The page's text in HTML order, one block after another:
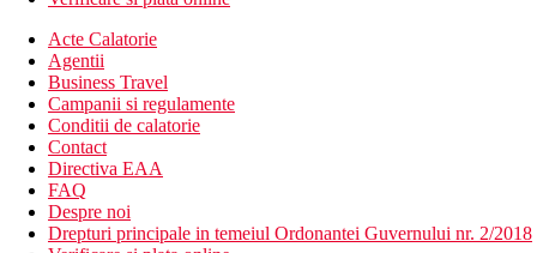
Acte Calatorie
Agentii
Business Travel
Campanii si regulamente
Conditii de calatorie
Contact
Directiva EAA
FAQ
Despre noi
Drepturi principale in temeiul Ordonantei Guvernului nr. 2/2018